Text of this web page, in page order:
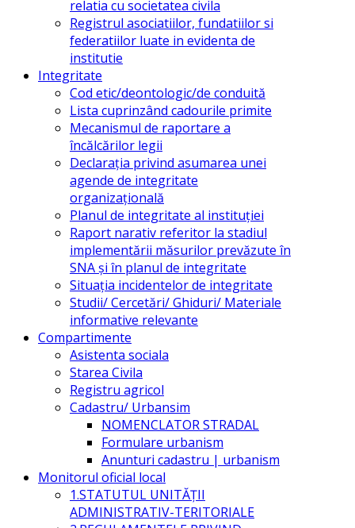
relatia cu societatea civila
Registrul asociatiilor, fundatiilor si
federatiilor luate in evidenta de
institutie
Integritate
Cod etic/deontologic/de conduită
Lista cuprinzând cadourile primite
Mecanismul de raportare a
încălcărilor legii
Declarația privind asumarea unei
agende de integritate
organizațională
Planul de integritate al instituției
Raport narativ referitor la stadiul
implementării măsurilor prevăzute în
SNA și în planul de integritate
Situația incidentelor de integritate
Studii/ Cercetări/ Ghiduri/ Materiale
informative relevante
Compartimente
Asistenta sociala
Starea Civila
Registru agricol
Cadastru/ Urbansim
NOMENCLATOR STRADAL
Formulare urbanism
Anunturi cadastru | urbanism
Monitorul oficial local
1.STATUTUL UNITĂŢII
ADMINISTRATIV-TERITORIALE